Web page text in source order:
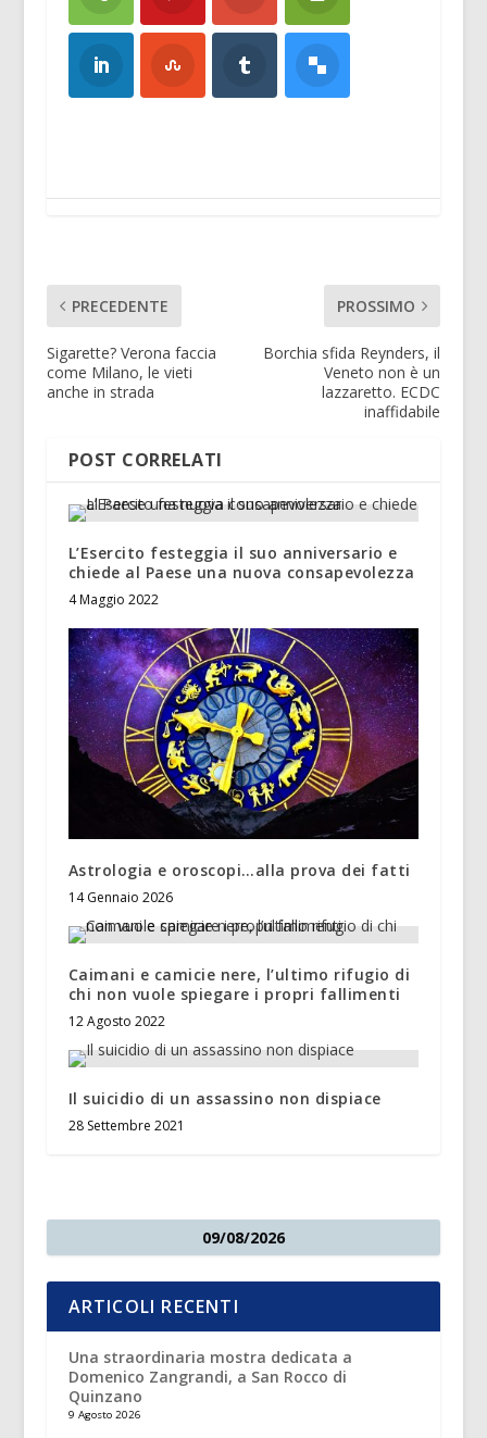
PRECEDENTE
Sigarette? Verona faccia
come Milano, le vieti
anche in strada
PROSSIMO
Borchia sfida Reynders, il
Veneto non è un
lazzaretto. ECDC
inaffidabile
POST CORRELATI
L’Esercito festeggia il suo anniversario e
chiede al Paese una nuova consapevolezza
4 Maggio 2022
Astrologia e oroscopi…alla prova dei fatti
14 Gennaio 2026
Caimani e camicie nere, l’ultimo rifugio di
chi non vuole spiegare i propri fallimenti
12 Agosto 2022
Il suicidio di un assassino non dispiace
28 Settembre 2021
09/08/2026
ARTICOLI RECENTI
Una straordinaria mostra dedicata a
Domenico Zangrandi, a San Rocco di
Quinzano
9 Agosto 2026